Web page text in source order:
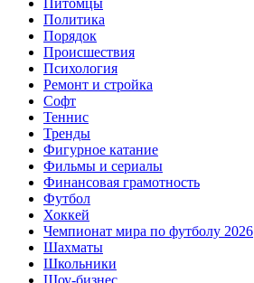
Политика
Порядок
Происшествия
Психология
Ремонт и стройка
Софт
Теннис
Тренды
Фигурное катание
Фильмы и сериалы
Финансовая грамотность
Футбол
Хоккей
Чемпионат мира по футболу 2026
Шахматы
Школьники
Шоу-бизнес